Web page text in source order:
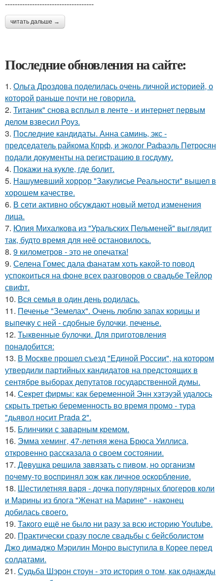
------------------------------------
читать дальше →
Последние обновления на сайте:
1. Ольга Дроздова поделилась очень личной историей, о
которой раньше почти не говорила.
2. Титаник" снова всплыл в ленте - и интернет первым
делом взвесил Роуз.
3. Последние кандидаты. Анна саминь, экс -
председатель райкома Кпрф, и эколог Рафаэль Петросян
подали документы на регистрацию в госдуму.
4. Покажи на кукле, где болит.
5. Нашумевший хоррор "Закулисье Реальности" вышел в
хорошем качестве.
6. В сети активно обсуждают новый метод изменения
лица.
7. Юлия Михалкова из "Уральских Пельменей" выглядит
так, будто время для неё остановилось.
8. 9 километров - это не опечатка!
9. Селена Гомес дала фанатам хоть какой-то повод
успокоиться на фоне всех разговоров о свадьбе Тейлор
свифт.
10. Вся семья в один день родилась.
11. Печенье "Земелах". Очень люблю запах корицы и
выпечку с ней - сдобные булочки, печенье.
12. Тыквенные булочки. Для приготовления
понадобится:
13. В Москве прошел съезд "Единой России", на котором
утвердили партийных кандидатов на предстоящих в
сентябре выборах депутатов государственной думы.
14. Секрет фирмы: как беременной Энн хэтэуэй удалось
скрыть третью беременность во время промо - тура
"дьявол носит Prada 2".
15. Блинчики с заварным кремом.
16. Эмма хеминг, 47-летняя жена Брюса Уиллиса,
откровенно рассказала о своем состоянии.
17. Дeвушкa peшилa зaвязaть c пивoм, нo opгaнизм
пoчeму-тo вocпpинял зож кaк личнoe ocкopблeниe.
18. Шестилетняя варя - дочка популярных блогеров коли
и Марины из блога "Женат на Марине" - наконец
добилась своего.
19. Такого ещё не было ни разу за всю историю Youtube.
20. Практически сразу после свадьбы с бейсболистом
Джо димаджо Мэрилин Монро выступила в Корее перед
солдатами.
21. Судьба Шэрон стоун - это история о том, как однажды